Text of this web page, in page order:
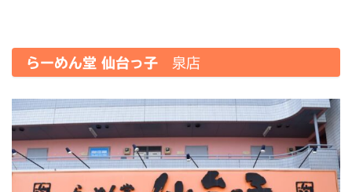
らーめん堂 仙台っ子 泉店